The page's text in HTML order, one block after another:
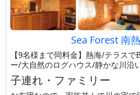
Sea Forest 南
【9名様まで同料金】熱海/テラス
ー/大自然のログハウス/静かな川沿
子連れ・ファミリー